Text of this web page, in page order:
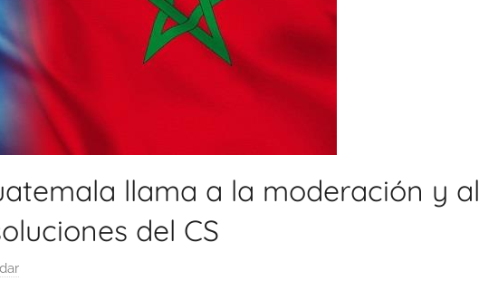
llama a la moderación y al
del CS